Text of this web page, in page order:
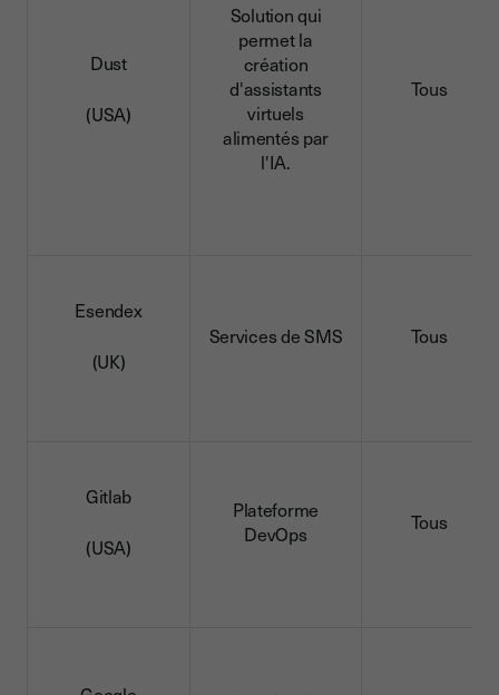
Dust
(USA)
Solution qui
permet la
création
d'assistants
virtuels
alimentés par
l'IA.
Tous
Esendex
(UK)
Services de SMS Tous
Gitlab
(USA)
Plateforme
DevOps
Tous